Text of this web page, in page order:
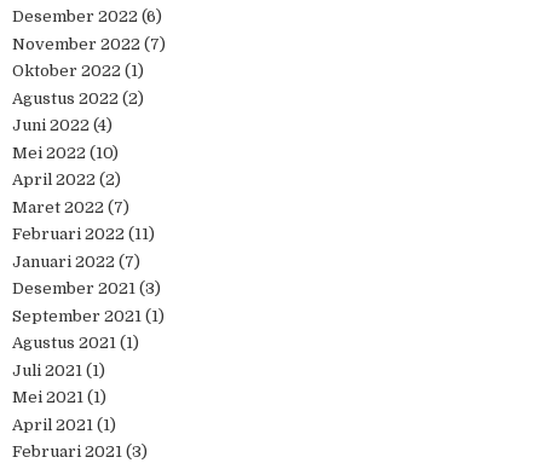
Desember 2022 (6)
November 2022 (7)
Oktober 2022 (1)
Agustus 2022 (2)
Juni 2022 (4)
Mei 2022 (10)
April 2022 (2)
Maret 2022 (7)
Februari 2022 (11)
Januari 2022 (7)
Desember 2021 (3)
September 2021 (1)
Agustus 2021 (1)
Juli 2021 (1)
Mei 2021 (1)
April 2021 (1)
Februari 2021 (3)